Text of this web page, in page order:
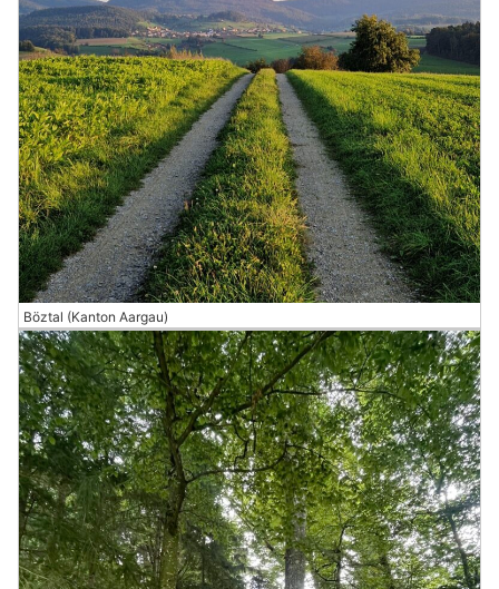
Böztal (Kanton Aargau)